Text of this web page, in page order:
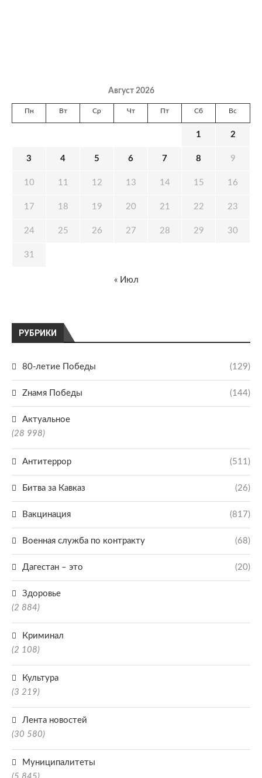
РУБРИКИ
80-летие Победы (129)
Zнамя Победы (144)
Актуальное
(28 998)
Антитеррор (511)
Битва за Кавказ (26)
Вакцинация (817)
Военная служба по контракту (68)
Дагестан – это (20)
Здоровье
(2 884)
Криминал
(2 108)
Культура
(3 219)
Лента новостей
(30 580)
Муниципалитеты
Август 2026
Пн Вт Ср Чт Пт Сб Вс
1 2
3 4 5 6 7 8 9
10 11 12 13 14 15 16
17 18 19 20 21 22 23
24 25 26 27 28 29 30
31
« Июл